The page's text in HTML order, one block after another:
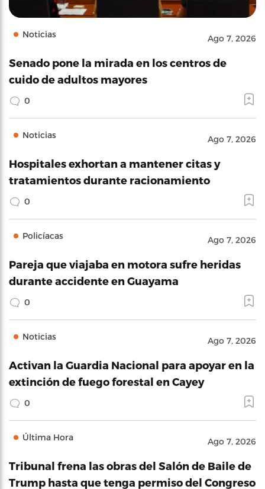
Noticias Ago 7, 2026
Senado pone la mirada en los centros de
cuido de adultos mayores
0
Noticias Ago 7, 2026
Hospitales exhortan a mantener citas y
tratamientos durante racionamiento
0
Policíacas Ago 7, 2026
Pareja que viajaba en motora sufre heridas
durante accidente en Guayama
0
Noticias Ago 7, 2026
Activan la Guardia Nacional para apoyar en la
extinción de fuego forestal en Cayey
0
Última Hora Ago 7, 2026
Tribunal frena las obras del Salón de Baile de
Trump hasta que tenga permiso del Congreso